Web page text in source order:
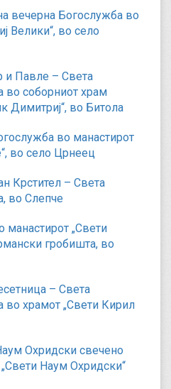
вечерна Богослужба во
Велики“, во село
и Павле – Света
во соборниот храм
Димитриј“, во Битола
во манастирот
во село Црнеец
Крстител – Света
во Слепче
манастирот „Свети
гробишта, во
– Света
во храмот „Свети Кирил
Охридски свечено
Наум Охридски“